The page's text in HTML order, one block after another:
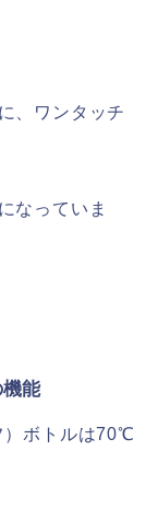
、ワンタッチ
なっていま
能
）ボトルは70℃